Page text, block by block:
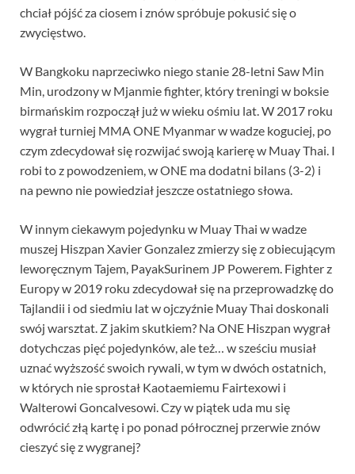
chciał pójść za ciosem i znów spróbuje pokusić się o
zwycięstwo.
W Bangkoku naprzeciwko niego stanie 28-letni Saw Min
Min, urodzony w Mjanmie fighter, który treningi w boksie
birmańskim rozpoczął już w wieku ośmiu lat. W 2017 roku
wygrał turniej MMA ONE Myanmar w wadze koguciej, po
czym zdecydował się rozwijać swoją karierę w Muay Thai. I
robi to z powodzeniem, w ONE ma dodatni bilans (3-2) i
na pewno nie powiedział jeszcze ostatniego słowa.
W innym ciekawym pojedynku w Muay Thai w wadze
muszej Hiszpan Xavier Gonzalez zmierzy się z obiecującym
leworęcznym Tajem, PayakSurinem JP Powerem. Fighter z
Europy w 2019 roku zdecydował się na przeprowadzkę do
Tajlandii i od siedmiu lat w ojczyźnie Muay Thai doskonali
swój warsztat. Z jakim skutkiem? Na ONE Hiszpan wygrał
dotychczas pięć pojedynków, ale też… w sześciu musiał
uznać wyższość swoich rywali, w tym w dwóch ostatnich,
w których nie sprostał Kaotaemiemu Fairtexowi i
Walterowi Goncalvesowi. Czy w piątek uda mu się
odwrócić złą kartę i po ponad półrocznej przerwie znów
cieszyć się z wygranej?